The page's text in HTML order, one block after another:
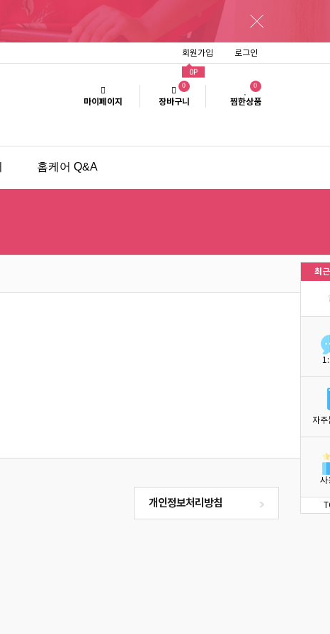
회원가입
0P
로그인
마이페이지
0
장바구니
0
찜한상품
홈케어 Q&A
개인정보처리방침
최
자주
사